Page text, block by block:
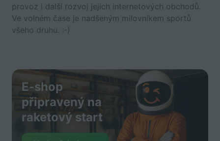
provoz i další rozvoj jejich internetových obchodů.
Ve volném čase je nadšeným milovníkem sportů
všeho druhu. :-)
E-shop
připravený na
raketový start